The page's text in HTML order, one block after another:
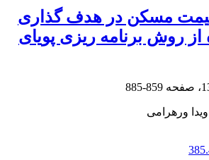
مسکن در هدف گذاری
از روش برنامه ریزی پویای
859-885
ورهرامی